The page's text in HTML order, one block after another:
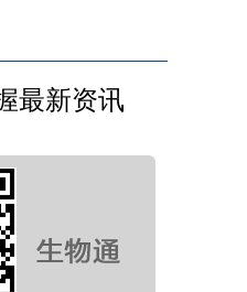
最新资讯